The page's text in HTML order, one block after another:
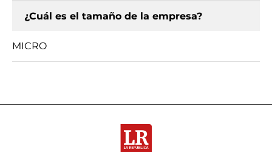
¿Cuál es el tamaño de la empresa?
MICRO